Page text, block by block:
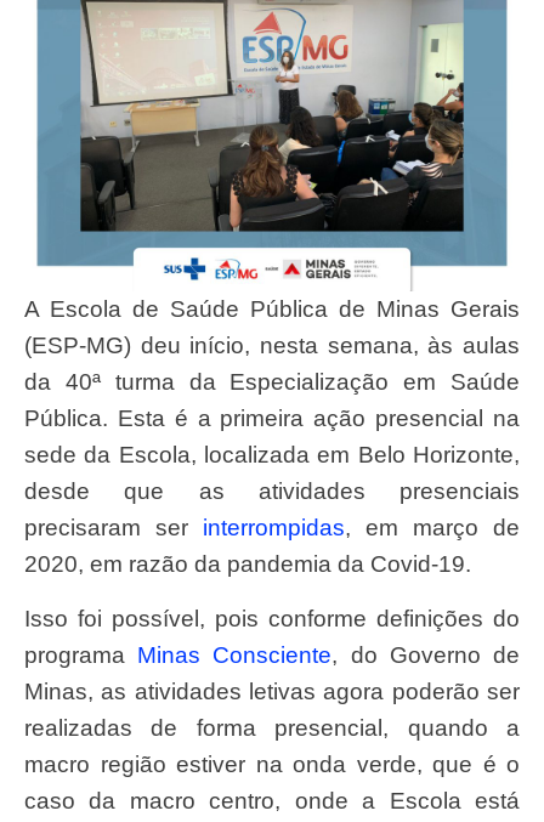
A Escola de Saúde Pública de Minas Gerais
(ESP-MG) deu início, nesta semana, às aulas
da 40ª turma da Especialização em Saúde
Pública. Esta é a primeira ação presencial na
sede da Escola, localizada em Belo Horizonte,
desde que as atividades presenciais
precisaram ser interrompidas, em março de
2020, em razão da pandemia da Covid-19.
Isso foi possível, pois conforme definições do
programa Minas Consciente, do Governo de
Minas, as atividades letivas agora poderão ser
realizadas de forma presencial, quando a
macro região estiver na onda verde, que é o
caso da macro centro, onde a Escola está